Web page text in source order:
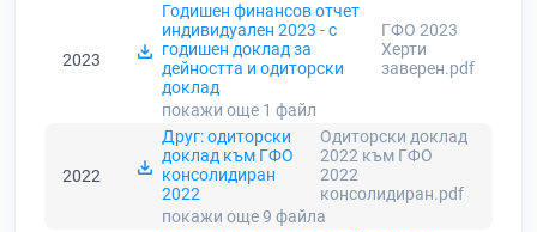
2023
Годишен финансов отчет
индивидуален 2023 - с
годишен доклад за
дейността и одиторски
доклад
ГФО 2023
Херти
заверен.pdf
покажи още 1 файл
2022
Друг: одиторски
доклад към ГФО
консолидиран
2022
Одиторски доклад
2022 към ГФО
2022
консолидиран.pdf
покажи още 9 файла